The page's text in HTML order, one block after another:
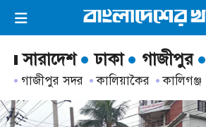
ভিডিও ই-পেপার লগইন ×
প্রচ্ছদ
সর্বশেষ
সারাদেশ ঢাকা গাজীপুর
গাজীপুর সদর কালিয়াকৈর কালিগঞ্জ